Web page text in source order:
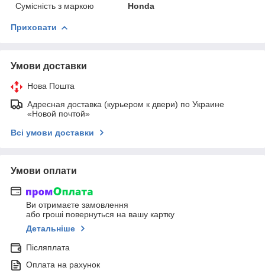
Сумісність з маркою
Honda
Приховати
Умови доставки
Нова Пошта
Адресная доставка (курьером к двери) по Украине
«Новой почтой»
Всі умови доставки
Умови оплати
Ви отримаєте замовлення
або гроші повернуться на вашу картку
Детальніше
Післяплата
Оплата на рахунок